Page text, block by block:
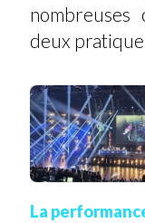
nombreuses
deux
La